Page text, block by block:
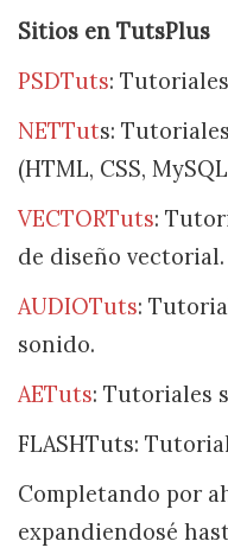
Sitios en TutsPlus
PSDTuts:
NETTuts:
(HTML, CSS,
VECTORTuts:
de diseño vectorial.
AUDIOTuts:
sonido.
AETuts: Tutoriales
FLASHTuts:
Completando por
expandiendosé